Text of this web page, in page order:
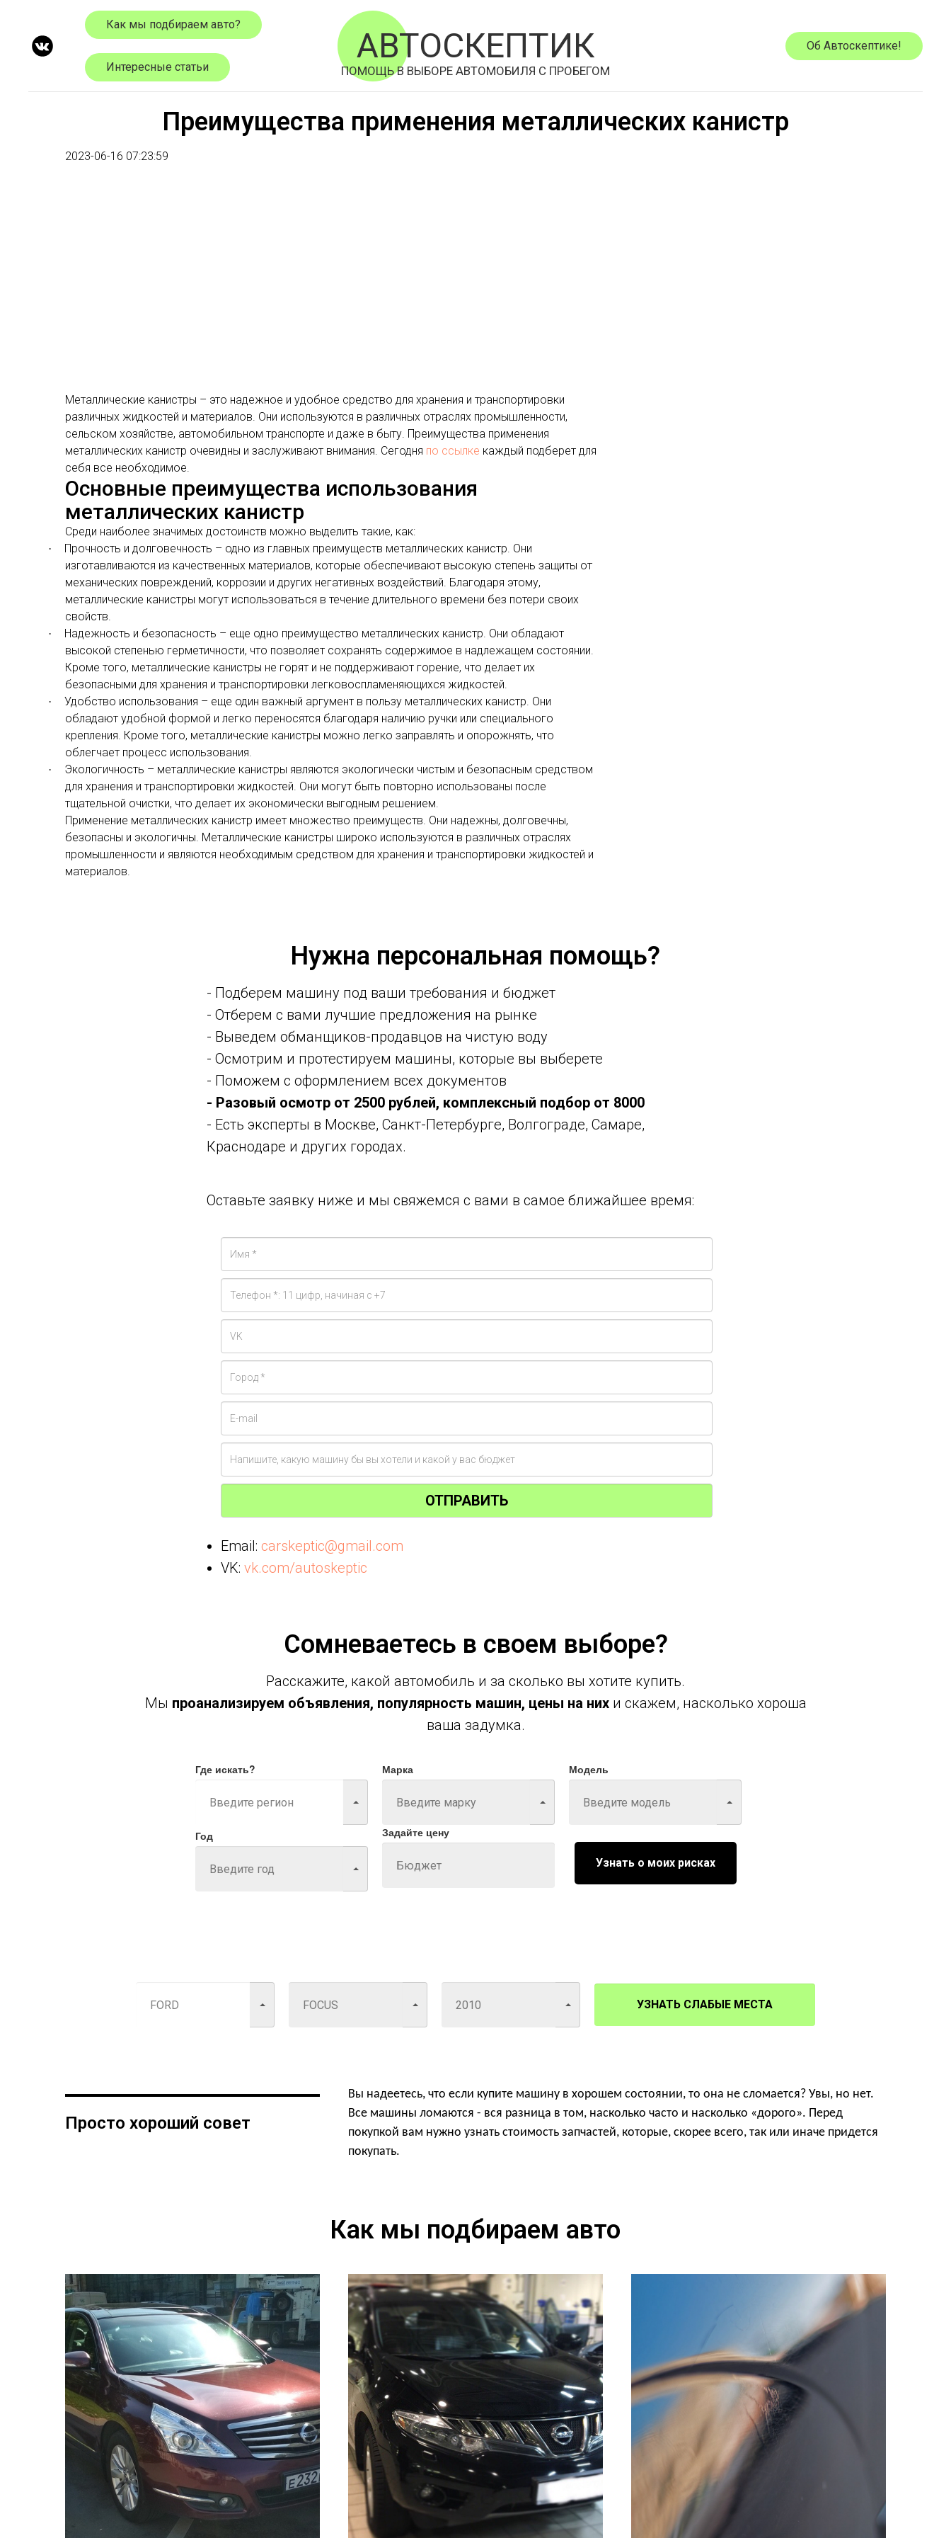
АВТОСКЕПТИК
ПОМОЩЬ В ВЫБОРЕ АВТОМОБИЛЯ С ПРОБЕГОМ
Как мы подбираем авто?
Интересные статьи
Об Автоскептике!
Преимущества применения металлических канистр
2023-06-16 07:23:59
Металлические канистры – это надежное и удобное средство для хранения и транспортировки
различных жидкостей и материалов. Они используются в различных отраслях промышленности,
сельском хозяйстве, автомобильном транспорте и даже в быту. Преимущества применения
металлических канистр очевидны и заслуживают внимания. Сегодня по ссылке каждый подберет для
себя все необходимое.
Основные преимущества использования
металлических канистр
Среди наиболее значимых достоинств можно выделить такие, как:
·
Прочность и долговечность – одно из главных преимуществ металлических канистр. Они
изготавливаются из качественных материалов, которые обеспечивают высокую степень защиты от
механических повреждений, коррозии и других негативных воздействий. Благодаря этому,
металлические канистры могут использоваться в течение длительного времени без потери своих
свойств.
·
Надежность и безопасность – еще одно преимущество металлических канистр. Они обладают
высокой степенью герметичности, что позволяет сохранять содержимое в надлежащем состоянии.
Кроме того, металлические канистры не горят и не поддерживают горение, что делает их
безопасными для хранения и транспортировки легковоспламеняющихся жидкостей.
·
Удобство использования – еще один важный аргумент в пользу металлических канистр. Они
обладают удобной формой и легко переносятся благодаря наличию ручки или специального
крепления. Кроме того, металлические канистры можно легко заправлять и опорожнять, что
облегчает процесс использования.
·
Экологичность – металлические канистры являются экологически чистым и безопасным средством
для хранения и транспортировки жидкостей. Они могут быть повторно использованы после
тщательной очистки, что делает их экономически выгодным решением.
Применение металлических канистр имеет множество преимуществ. Они надежны, долговечны,
безопасны и экологичны. Металлические канистры широко используются в различных отраслях
промышленности и являются необходимым средством для хранения и транспортировки жидкостей и
материалов.
Нужна персональная помощь?
- Подберем машину под ваши требования и бюджет
- Отберем с вами лучшие предложения на рынке
- Выведем обманщиков-продавцов на чистую воду
- Осмотрим и протестируем машины, которые вы выберете
- Поможем с оформлением всех документов
- Разовый осмотр от 2500 рублей, комплексный подбор от 8000
- Есть эксперты в Москве, Санкт-Петербурге, Волгограде, Самаре,
Краснодаре и других городах.
Оставьте заявку ниже и мы свяжемся с вами в самое ближайшее время:
ОТПРАВИТЬ
Email: carskeptic@gmail.com
VK: vk.com/autoskeptic
Сомневаетесь в своем выборе?
Расскажите, какой автомобиль и за сколько вы хотите купить.
Мы проанализируем объявления, популярность машин, цены на нихи скажем, насколько хороша
ваша задумка.
Где искать? Марка Модель
Год Задайте цену
Узнать о моих рисках
УЗНАТЬ СЛАБЫЕ МЕСТА
Просто хороший совет
Вы надеетесь, что если купите машину в хорошем состоянии, то она не сломается? Увы, но нет.
Все машины ломаются - вся разница в том, насколько часто и насколько «дорого». Перед
покупкой вам нужно узнать стоимость запчастей, которые, скорее всего, так или иначе придется
покупать.
Как мы подбираем авто